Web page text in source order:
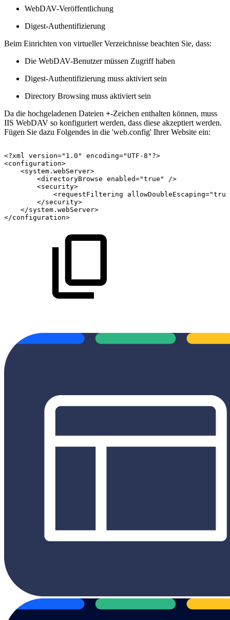
WebDAV-Veröffentlichung
Digest-Authentifizierung
Beim Einrichten von virtueller Verzeichnisse beachten Sie, dass:
Die WebDAV-Benutzer müssen Zugriff haben
Digest-Authentifizierung muss aktiviert sein
Directory Browsing muss aktiviert sein
Da die hochgeladenen Dateien +-Zeichen enthalten können, muss
IIS WebDAV so konfiguriert werden, dass diese akzeptiert werden.
Fügen Sie dazu Folgendes in die 'web.config' Ihrer Website ein:
<?xml version="1.0"
encoding="UTF-8"?>
<configuration>
<system.webServer>
<directoryBrowse enabled="true"
/>
<security>
<requestFiltering
</security>
</system.webServer>
</configuration>